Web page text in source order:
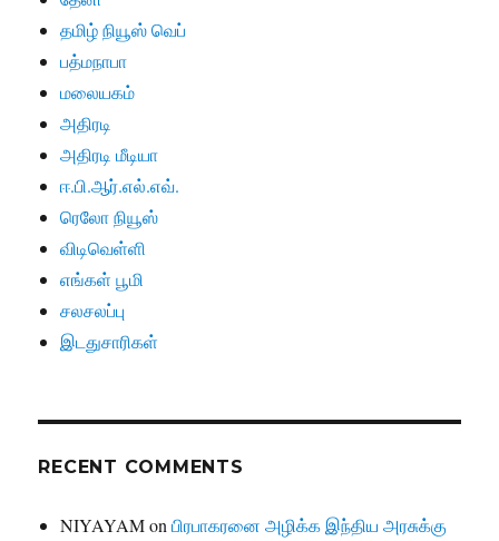
தமிழ் நியூஸ் வெப்
பத்மநாபா
மலையகம்
அதிரடி
அதிரடி மீடியா
ஈ.பி.ஆர்.எல்.எவ்.
ரெலோ நியூஸ்
விடிவெள்ளி
எங்கள் பூமி
சலசலப்பு
இடதுசாரிகள்
RECENT COMMENTS
NIYAYAMonபிரபாகரனை அழிக்க இந்திய அரசுக்கு